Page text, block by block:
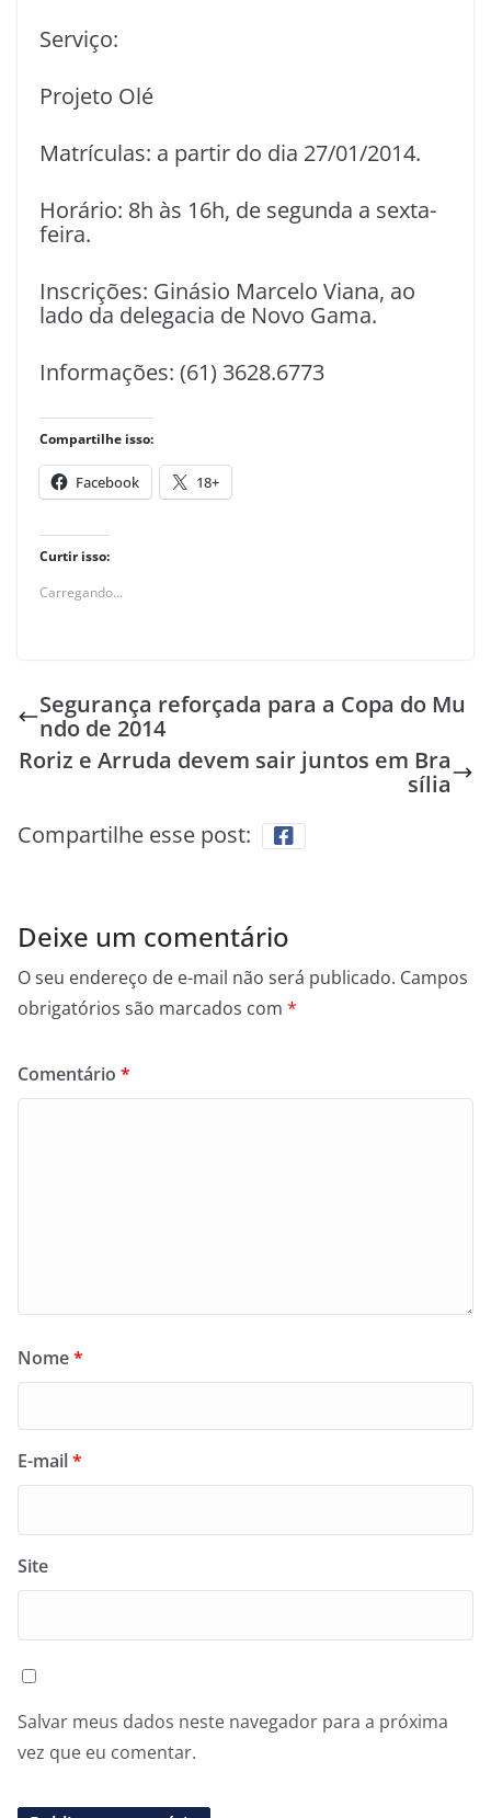
Serviço:
Projeto Olé
Matrículas: a partir do dia 27/01/2014.
Horário: 8h às 16h, de segunda a sexta-
feira.
Inscrições: Ginásio Marcelo Viana, ao
lado da delegacia de Novo Gama.
Informações: (61) 3628.6773
Compartilhe isso:
Facebook 18+
Curtir isso:
Carregando...
Segurança reforçada para a Copa do Mu
ndo de 2014
Roriz e Arruda devem sair juntos em Bra
sília
Compartilhe esse post:
Deixe um comentário
O seu endereço de e-mail não será publicado. Campos
obrigatórios são marcados com *
Comentário *
Nome*
E-mail*
Site
Salvar meus dados neste navegador para a próxima
vez que eu comentar.